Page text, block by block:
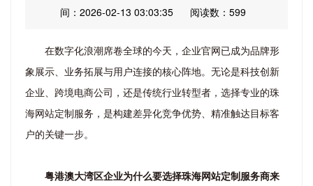
间：2026-02-13 03:03:35
阅读数：599
在数字化浪潮席卷全球的今天，企业官网已成为品牌形
象展示、业务拓展与用户连接的核心阵地。无论是科技创新
企业、跨境电商公司，还是传统行业转型者，选择专业的珠
海网站定制服务，是构建差异化竞争优势、精准触达目标客
户的关键一步。
粤港澳大湾区企业为什么要选择珠海网站定制服务商来